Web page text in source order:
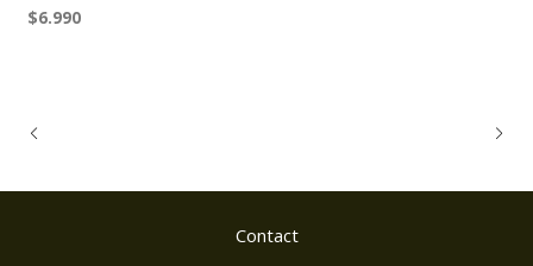
$6.990
Contact